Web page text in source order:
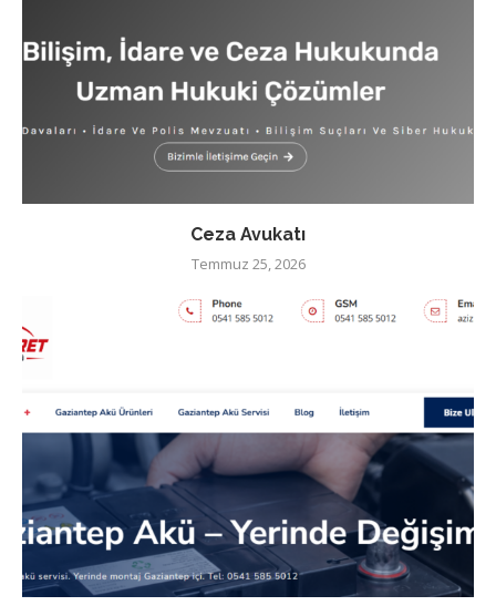
Ceza Avukatı
Temmuz 25, 2026